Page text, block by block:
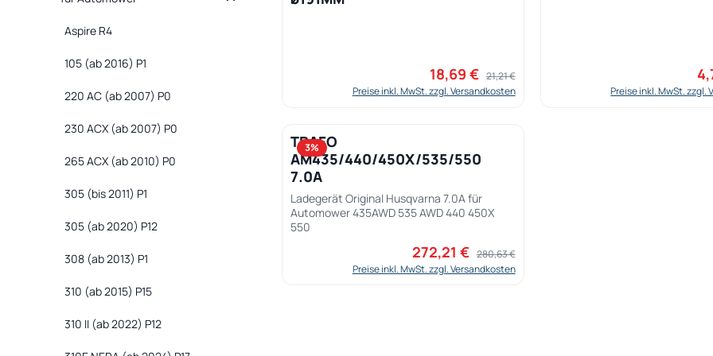
Aspire R4
105 (ab 2016) P1
220 AC (ab 2007) P0
230 ACX (ab 2007) P0
265 ACX (ab 2010) P0
305 (bis 2011) P1
305 (ab 2020) P12
308 (ab 2013) P1
310 (ab 2015) P15
310 II (ab 2022) P12
Verkaufspreis:
18,69 € Regulärer Preis:
21,21 €
Preise inkl. MwSt. zzgl. Versandkosten
Preise inkl. MwSt. zzgl.
3%
Produkt Anzahl: Gib den gewünschten Wert
TRAFO
AM435/440/450X/535/550
7.0A
Ladegerät Original Husqvarna 7.0A für
Automower 435AWD 535 AWD 440 450X
550
Verkaufspreis:
272,21 € Regulärer Preis:
280,63 €
Preise inkl. MwSt. zzgl. Versandkosten